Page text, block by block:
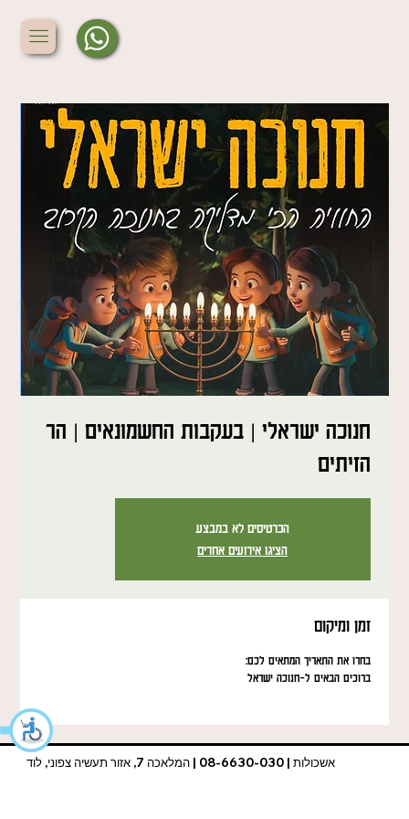
חנוכה ישראלי | בעקבות החשמונאים | הר
הזיתים
הכרטיסים לא במבצע
הציגו אירועים אחרים
זמן ומיקום
בחרו את התאריך המתאים לכם:
ברוכים הבאים ל-חנוכה ישראל
אשכולות | 08-6630-030 | המלאכה 7, אזור תעשיה צפוני, לוד